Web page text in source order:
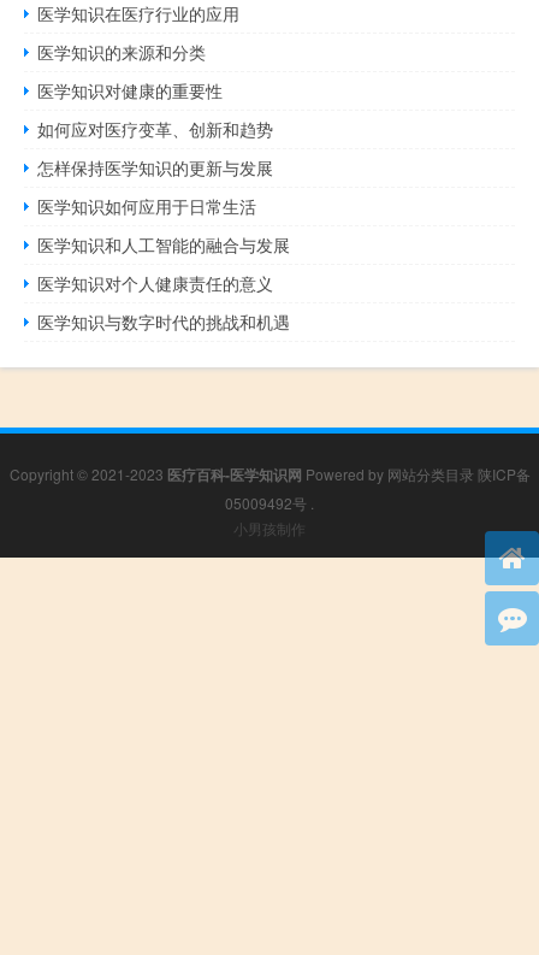
医学知识在医疗行业的应用
医学知识的来源和分类
医学知识对健康的重要性
如何应对医疗变革、创新和趋势
怎样保持医学知识的更新与发展
医学知识如何应用于日常生活
医学知识和人工智能的融合与发展
医学知识对个人健康责任的意义
医学知识与数字时代的挑战和机遇
Copyright © 2021-2023 医疗百科-医学知识网 Powered by 网站分类目录 陕ICP备
05009492号
小男孩制作